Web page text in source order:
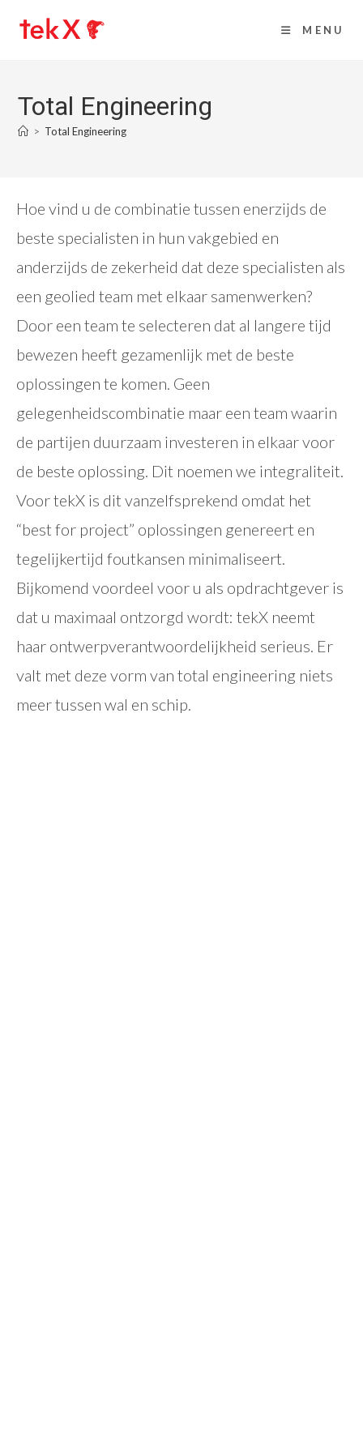
MENU
Total Engineering
> Total Engineering
Hoe vind u de combinatie tussen enerzijds de
beste specialisten in hun vakgebied en
anderzijds de zekerheid dat deze specialisten als
een geolied team met elkaar samenwerken?
Door een team te selecteren dat al langere tijd
bewezen heeft gezamenlijk met de beste
oplossingen te komen. Geen
gelegenheidscombinatie maar een team waarin
de partijen duurzaam investeren in elkaar voor
de beste oplossing. Dit noemen we integraliteit.
Voor tekX is dit vanzelfsprekend omdat het
“best for project” oplossingen genereert en
tegelijkertijd foutkansen minimaliseert.
Bijkomend voordeel voor u als opdrachtgever is
dat u maximaal ontzorgd wordt: tekX neemt
haar ontwerpverantwoordelijkheid serieus. Er
valt met deze vorm van total engineering niets
meer tussen wal en schip.